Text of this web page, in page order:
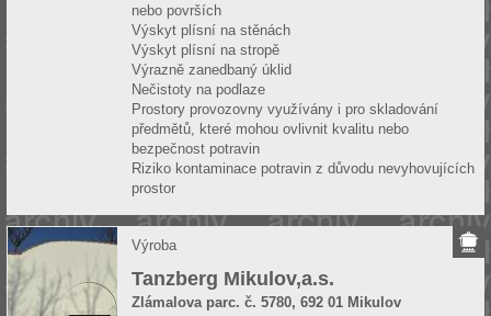
nebo površích
Výskyt plísní na stěnách
Výskyt plísní na stropě
Výrazně zanedbaný úklid
Nečistoty na podlaze
Prostory provozovny využívány i pro skladování
předmětů, které mohou ovlivnit kvalitu nebo
bezpečnost potravin
Riziko kontaminace potravin z důvodu nevyhovujících
prostor
Výroba
Tanzberg Mikulov,a.s.
Zlámalova parc. č. 5780, 692 01 Mikulov